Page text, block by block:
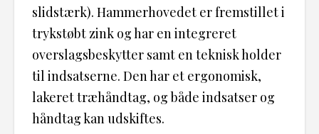
slidstærk). Hammerhovedet er fremstillet i
trykstøbt zink og har en integreret
overslagsbeskytter samt en teknisk holder
til indsatserne. Den har et ergonomisk,
lakeret træhåndtag, og både indsatser og
håndtag kan udskiftes.